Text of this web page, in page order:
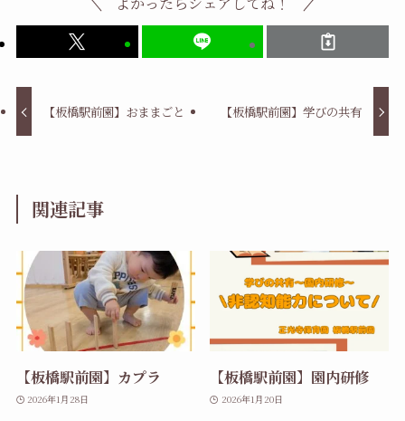
【板橋駅前園】おままごと 【板橋駅前園】学びの共有
関連記事
【板橋駅前園】カプラ
2026年1月28日
【板橋駅前園】園内研修
2026年1月20日